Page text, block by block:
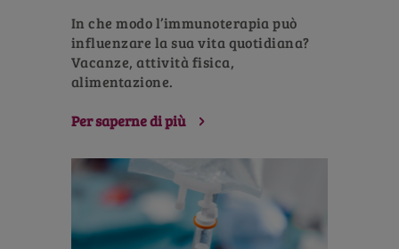
In che modo l’immunoterapia può
influenzare la sua vita quotidiana?
Vacanze, attività fisica,
alimentazione.
Per saperne di più